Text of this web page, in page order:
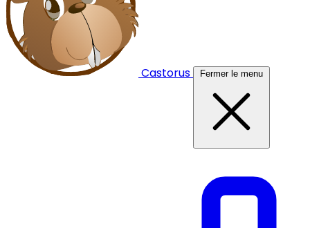
Castorus Fermer le menu